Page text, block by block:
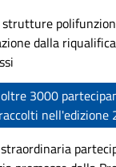
strutture
dalla
oltre 3000
nell'edizione